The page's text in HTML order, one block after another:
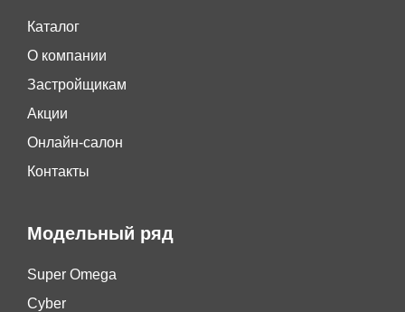
Каталог
О компании
Застройщикам
Акции
Онлайн-салон
Контакты
Модельный ряд
Super Omega
Cyber